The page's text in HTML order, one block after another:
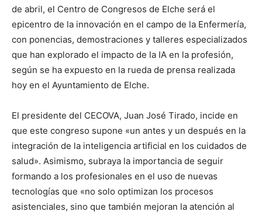
de abril, el Centro de Congresos de Elche será el
epicentro de la innovación en el campo de la Enfermería,
con ponencias, demostraciones y talleres especializados
que han explorado el impacto de la IA en la profesión,
según se ha expuesto en la rueda de prensa realizada
hoy en el Ayuntamiento de Elche.
El presidente del CECOVA, Juan José Tirado, incide en
que este congreso supone «un antes y un después en la
integración de la inteligencia artificial en los cuidados de
salud». Asimismo, subraya la importancia de seguir
formando a los profesionales en el uso de nuevas
tecnologías que «no solo optimizan los procesos
asistenciales, sino que también mejoran la atención al